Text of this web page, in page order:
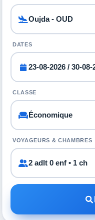
DATES
CLASSE
VOYAGEURS & CHAMBRES
2 adlt 0 enf • 1 ch